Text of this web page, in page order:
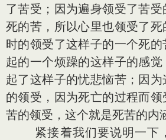
了苦受；因为遍身领受了苦受
死的苦，所以心里也领受了
时的领受了这样子的一个死
起的一个烦躁的这样子的感
起了这样子的忧悲恼苦；因
的领受，因为死亡的过程而
苦的领受，这个就是死苦的内
紧接着我们要说明一下